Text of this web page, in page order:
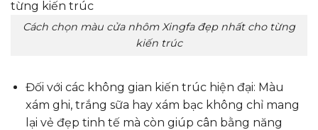
Cách chọn màu cửa nhôm Xingfa đẹp nhất cho từng
kiến trúc
Đối với các không gian kiến trúc hiện đại: Màu
xám ghi, trắng sữa hay xám bạc không chỉ mang
lại vẻ đẹp tinh tế mà còn giúp cân bằng năng